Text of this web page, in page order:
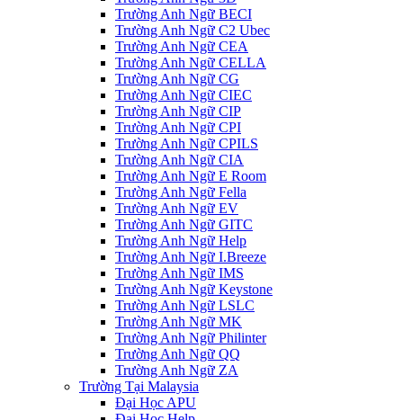
Trường Anh Ngữ BECI
Trường Anh Ngữ C2 Ubec
Trường Anh Ngữ CEA
Trường Anh Ngữ CELLA
Trường Anh Ngữ CG
Trường Anh Ngữ CIEC
Trường Anh Ngữ CIP
Trường Anh Ngữ CPI
Trường Anh Ngữ CPILS
Trường Anh Ngữ CIA
Trường Anh Ngữ E Room
Trường Anh Ngữ Fella
Trường Anh Ngữ EV
Trường Anh Ngữ GITC
Trường Anh Ngữ Help
Trường Anh Ngữ I.Breeze
Trường Anh Ngữ IMS
Trường Anh Ngữ Keystone
Trường Anh Ngữ LSLC
Trường Anh Ngữ MK
Trường Anh Ngữ Philinter
Trường Anh Ngữ QQ
Trường Anh Ngữ ZA
Trường Tại Malaysia
Đại Học APU